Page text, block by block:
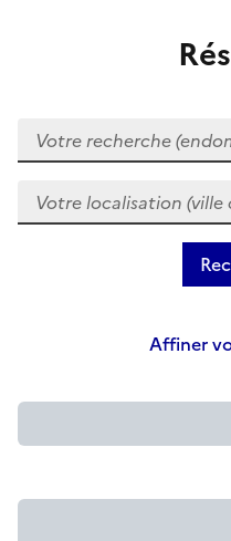
Votre recherche
Votre localisation (ville
Affiner